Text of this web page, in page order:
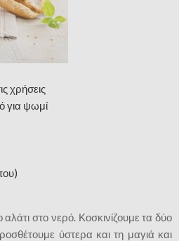
χρήσεις
για ψωμί
στο νερό. Κοσκινίζουμε τα δύο
ύστερα και τη μαγιά και